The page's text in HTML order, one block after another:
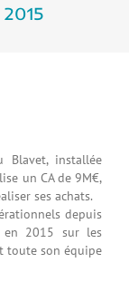
Blavet, installée
un CA de 9M€,
ses achats.
depuis
en 2015 sur les
toute son équipe